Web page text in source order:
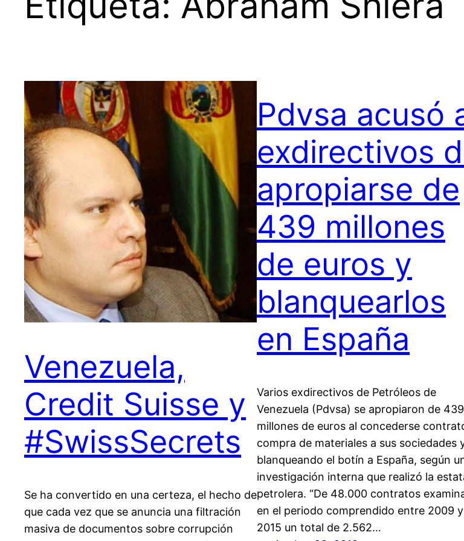
Venezuela,
Credit Suisse y
#SwissSecrets
Se ha convertido en una certeza, el hecho de
que cada vez que se anuncia una filtración
masiva de documentos sobre corrupción
Pdvsa acusó
exdirectivos
apropiarse de
439 millones
de euros y
blanquearlos
en España
Varios exdirectivos de Petróleos de
Venezuela (Pdvsa) se apropiaron de 439
millones de euros al concederse
compra de materiales a sus sociedades
blanqueando el botín a España, según
investigación interna que realizó la
petrolera. “De 48.000 contratos
en el periodo comprendido entre 2009 y
2015 un total de 2.562…